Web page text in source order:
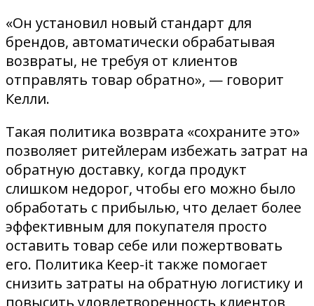
«Он установил новый стандарт для
брендов, автоматически обрабатывая
возвраты, не требуя от клиентов
отправлять товар обратно», — говорит
Келли.
Такая политика возврата «сохраните это»
позволяет ритейлерам избежать затрат на
обратную доставку, когда продукт
слишком недорог, чтобы его можно было
обработать с прибылью, что делает более
эффективным для покупателя просто
оставить товар себе или пожертвовать
его. Политика Keep-it также помогает
снизить затраты на обратную логистику и
повысить удовлетворенность клиентов,